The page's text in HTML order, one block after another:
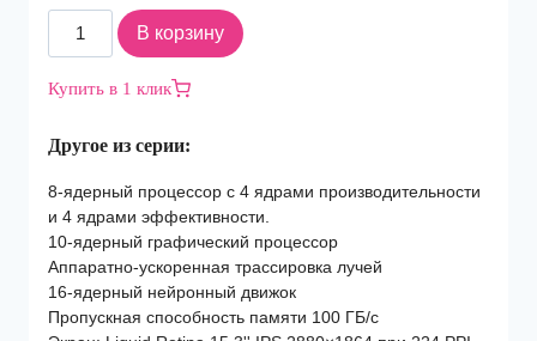
Количество
товара
Apple
Air
15
M3
8C
CPU,
10C
GPU/16Gb/512Gb
В корзину
Купить в 1 клик
Другое из серии:
8-ядерный процессор с 4 ядрами производительности
и 4 ядрами эффективности.
10-ядерный графический процессор
Аппаратно-ускоренная трассировка лучей
16-ядерный нейронный движок
Пропускная способность памяти 100 ГБ/с